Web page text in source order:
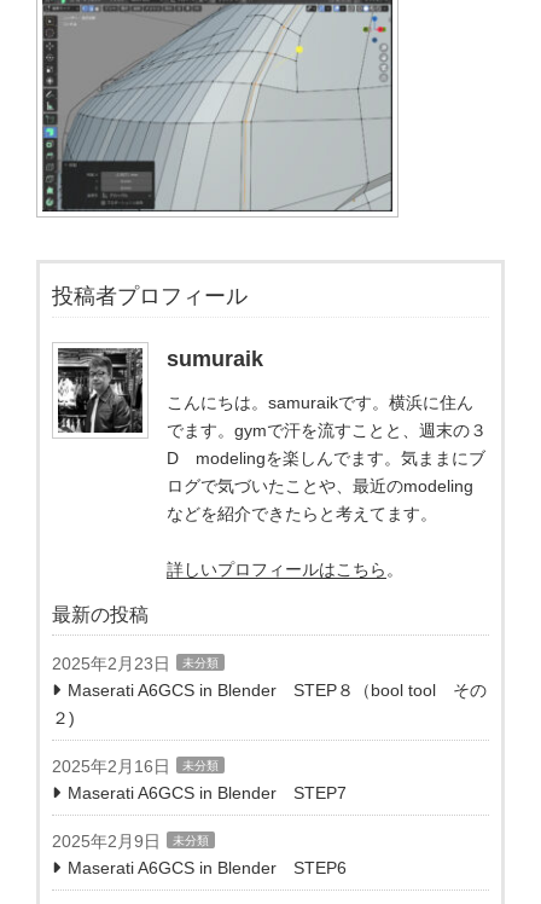
投稿者プロフィール
sumuraik
こんにちは。samuraikです。横浜に住ん
でます。gymで汗を流すことと、週末の３
D modelingを楽しんでます。気ままにブ
ログで気づいたことや、最近のmodeling
などを紹介できたらと考えてます。
詳しいプロフィールはこちら 。
最新の投稿
2025年2月23日 未分類
Maserati A6GCS in Blender STEP８（bool tool その
２)
2025年2月16日 未分類
Maserati A6GCS in Blender STEP7
2025年2月9日 未分類
Maserati A6GCS in Blender STEP6